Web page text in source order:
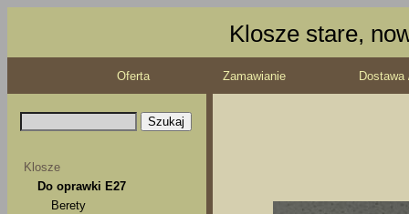
Klosze stare,
Oferta Zamawianie
Klosze
Do oprawki E27
Berety